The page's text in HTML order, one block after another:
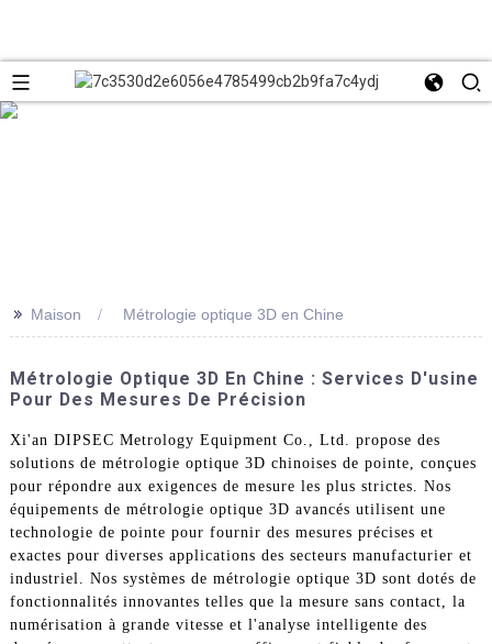
>> Maison Métrologie optique 3D en Chine
Métrologie Optique 3D En Chine : Services D'usine
Pour Des Mesures De Précision
Xi'an DIPSEC Metrology Equipment Co., Ltd. propose des
solutions de métrologie optique 3D chinoises de pointe, conçues
pour répondre aux exigences de mesure les plus strictes. Nos
équipements de métrologie optique 3D avancés utilisent une
technologie de pointe pour fournir des mesures précises et
exactes pour diverses applications des secteurs manufacturier et
industriel. Nos systèmes de métrologie optique 3D sont dotés de
fonctionnalités innovantes telles que la mesure sans contact, la
numérisation à grande vitesse et l'analyse intelligente des